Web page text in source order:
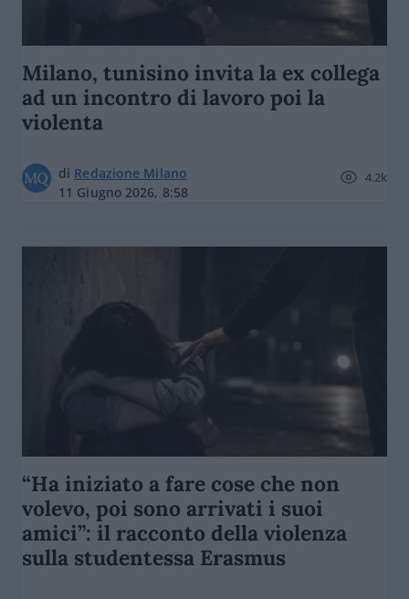
Milano, tunisino invita la ex collega
ad un incontro di lavoro poi la
violenta
di Redazione Milano
11 Giugno 2026, 8:58
4.2k
“Ha iniziato a fare cose che non
volevo, poi sono arrivati i suoi
amici”: il racconto della violenza
sulla studentessa Erasmus